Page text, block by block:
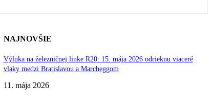
NAJNOVŠIE
Výluka na železničnej linke R20: 15. mája 2026 odrieknu viaceré
vlaky medzi Bratislavou a Marcheggom
11. mája 2026